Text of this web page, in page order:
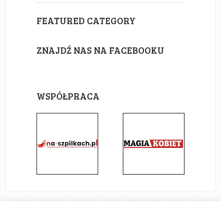
FEATURED CATEGORY
ZNAJDŹ NAS NA FACEBOOKU
WSPÓŁPRACA